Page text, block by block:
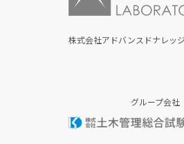
株式会社アドバンスドナレッ
グループ会社